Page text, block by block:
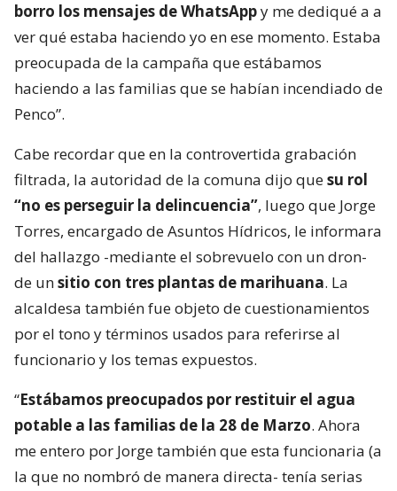
borro los mensajes de WhatsAppy me dediqué a a
ver qué estaba haciendo yo en ese momento. Estaba
preocupada de la campaña que estábamos
haciendo a las familias que se habían incendiado de
Penco”.
Cabe recordar que en la controvertida grabación
filtrada, la autoridad de la comuna dijo quesu rol
“no es perseguir la delincuencia”, luego que Jorge
Torres, encargado de Asuntos Hídricos, le informara
del hallazgo -mediante el sobrevuelo con un dron-
de unsitio con tres plantas de marihuana. La
alcaldesa también fue objeto de cuestionamientos
por el tono y términos usados para referirse al
funcionario y los temas expuestos.
“Estábamos preocupados por restituir el agua
potable a las familias de la 28 de Marzo. Ahora
me entero por Jorge también que esta funcionaria (a
la que no nombró de manera directa- tenía serias